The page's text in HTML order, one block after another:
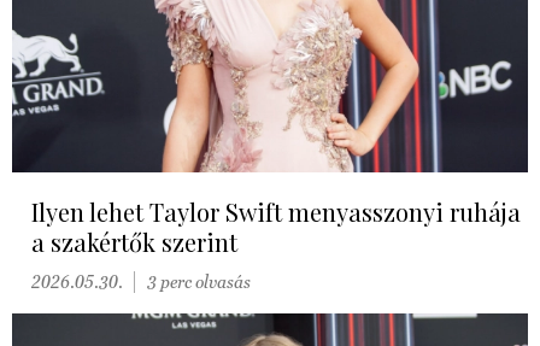
Ilyen lehet Taylor Swift menyasszonyi ruhája
a szakértők szerint
2026.05.30. 3 perc olvasás